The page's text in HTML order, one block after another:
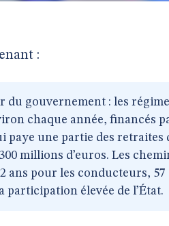
:
du gouvernement : les
chaque année, financés
paye une partie des
millions d’euros. Les
ans pour les conducteurs, 57
participation élevée de l’État.